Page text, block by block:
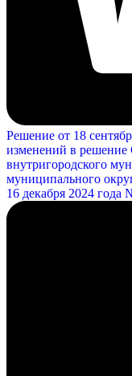
Решение от 18
изменений в решение
внутригородского
муниципального
16 декабря 2024 года